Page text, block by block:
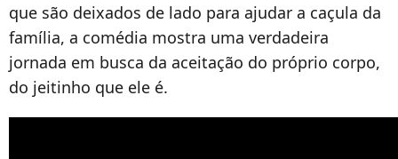
que são deixados de lado para ajudar a caçula da
família, a comédia mostra uma verdadeira
jornada em busca da aceitação do próprio corpo,
do jeitinho que ele é.